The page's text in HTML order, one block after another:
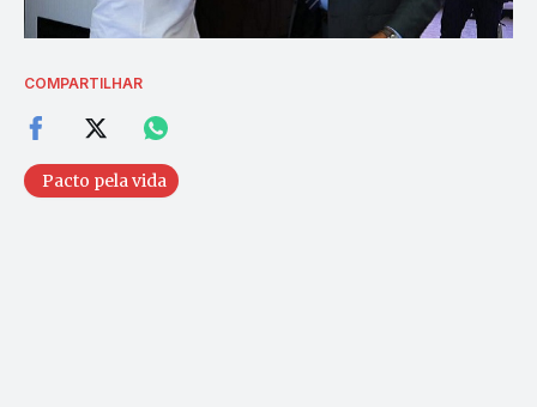
COMPARTILHAR
Pacto pela vida